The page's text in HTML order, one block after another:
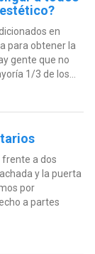
en
para obtener la
gente que no
1/3 de los...
frente a dos
y la puerta
por
a partes